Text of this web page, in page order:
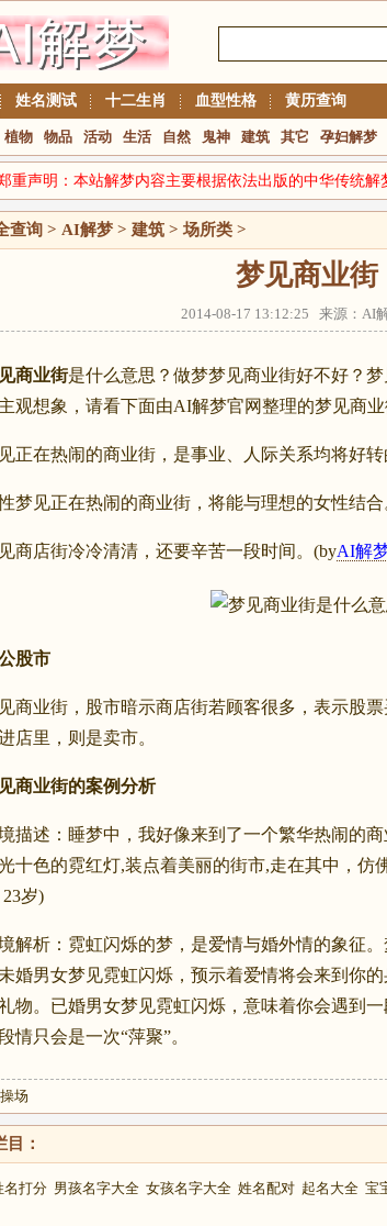
姓名测试 十二生肖 血型性格 黄历查询
植物 物品 活动 生活 自然 鬼神 建筑 其它 孕妇解梦
重声明：本站解梦内容主要根据依法出版的中华传统
查询 > AI解梦 > 建筑 >场所类 >
梦见商业街
2014-08-17 13:12:25 来源：AI
商业街是什么意思？做梦梦见商业街好不好？
观想象，请看下面由AI解梦官网整理的梦见商业
在热闹的商业街，是事业、人际关系均将好转
见正在热闹的商业街，将能与理想的女性结合
店街冷冷清清，还要辛苦一段时间。(byAI解
股市
业街，股市暗示商店街若顾客很多，表示股票
店里，则是卖市。
商业街的案例分析
述：睡梦中，我好像来到了一个繁华热闹的商
十色的霓红灯,装点着美丽的街市,走在其中，仿
岁)
析：霓虹闪烁的梦，是爱情与婚外情的象征。
婚男女梦见霓虹闪烁，预示着爱情将会来到你
物。已婚男女梦见霓虹闪烁，意味着你会遇到
情只会是一次“萍聚”。
场
目：
名打分 男孩名字大全 女孩名字大全 姓名配对 起名大全 宝